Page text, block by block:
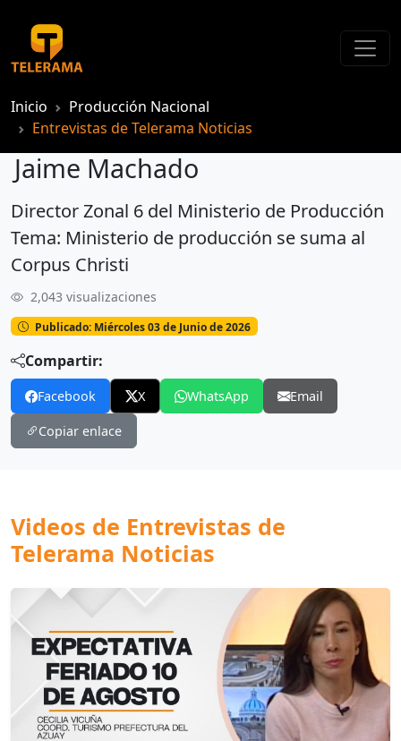
Inicio
Producción Nacional
Entrevistas de Telerama Noticias
Jaime Machado
Jaime Machado
Director Zonal 6 del Ministerio de Producción
Tema: Ministerio de producción se suma al
Corpus Christi
2,043 visualizaciones
Publicado: Miércoles 03 de Junio de 2026
Compartir:
Facebook X WhatsApp Email
Copiar enlace
Videos de Entrevistas de
Telerama Noticias